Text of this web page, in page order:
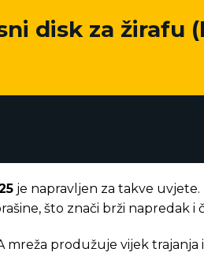
disk za žirafu
je napravljen za takve uvjete.
što znači brži napredak i
mreža produžuje vijek trajanja